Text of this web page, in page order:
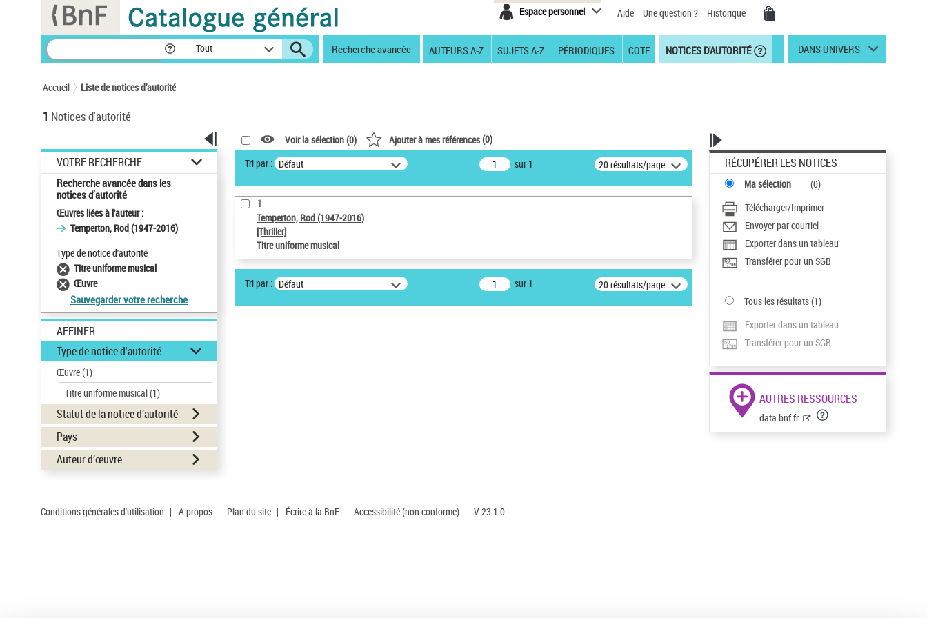
Espace personnel Aide Une question ? Historique
Tout Recherche avancée AUTEURS A-Z SUJETS A-Z PÉRIODIQUES COTE NOTICES D'AUTORITÉ DANS UNIVERS
Accueil Liste de notices d’autorité
1 Notices d'autorité
VOTRE RECHERCHE
Recherche avancée dans les
notices d’autorité
Œuvres liées à l'auteur :
Temperton, Rod (1947-2016)
Type de notice d'autorité
Titre uniforme musical
Œuvre
Sauvegarder votre recherche
AFFINER
Type de notice d'autorité
Œuvre(1)
Titre uniforme musical(1)
Statut de la notice d’autorité
Pays
Auteur d’œuvre
Voir la sélection (0) Ajouter à mes références(0)
Tri par : Défaut sur 1 20 résultats/page
1
Temperton, Rod (1947-2016)
[Thriller]
Titre uniforme musical
Tri par : Défaut sur 1 20 résultats/page
RÉCUPÉRER LES NOTICES
Ma sélection (0)
Télécharger/Imprimer
Envoyer par courriel
Exporter dans un tableau
Transférer pour un SGB
Tous les résultats(1)
Exporter dans un tableau
Transférer pour un SGB
AUTRES RESSOURCES
data.bnf.fr
Conditions générales d'utilisation | A propos | Plan du site | Écrire à la BnF | Accessibilité (non conforme) | V 23.1.0
Panneau de gestion des cookies